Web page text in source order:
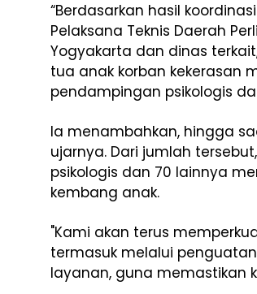
“Berdasarkan hasil
Pelaksana Teknis Daerah
Yogyakarta dan dinas
tua anak korban kekerasan
pendampingan psikologis
Ia menambahkan, hingga
ujarnya. Dari jumlah
psikologis dan 70 lainnya
kembang anak.
"Kami akan terus
termasuk melalui
layanan, guna memastikan